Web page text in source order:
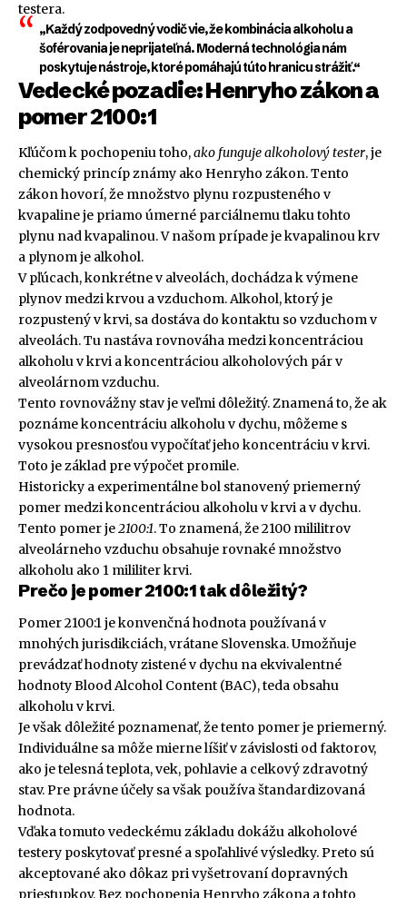
testera.
„Každý zodpovedný vodič vie, že kombinácia alkoholu a
šoférovania je neprijateľná. Moderná technológia nám
poskytuje nástroje, ktoré pomáhajú túto hranicu strážiť.“
Vedecké pozadie: Henryho zákon a
pomer 2100:1
Kľúčom k pochopeniu toho,ako funguje alkoholový tester, je
chemický princíp známy ako Henryho zákon. Tento
zákon hovorí, že množstvo plynu rozpusteného v
kvapaline je priamo úmerné parciálnemu tlaku tohto
plynu nad kvapalinou. V našom prípade je kvapalinou krv
a plynom je alkohol.
V pľúcach, konkrétne v alveolách, dochádza k výmene
plynov medzi krvou a vzduchom. Alkohol, ktorý je
rozpustený v krvi, sa dostáva do kontaktu so vzduchom v
alveolách. Tu nastáva rovnováha medzi koncentráciou
alkoholu v krvi a koncentráciou alkoholových pár v
alveolárnom vzduchu.
Tento rovnovážny stav je veľmi dôležitý. Znamená to, že ak
poznáme koncentráciu alkoholu v dychu, môžeme s
vysokou presnosťou vypočítať jeho koncentráciu v krvi.
Toto je základ pre výpočet promile.
Historicky a experimentálne bol stanovený priemerný
pomer medzi koncentráciou alkoholu v krvi a v dychu.
Tento pomer je2100:1. To znamená, že 2100 mililitrov
alveolárneho vzduchu obsahuje rovnaké množstvo
alkoholu ako 1 mililiter krvi.
Prečo je pomer 2100:1 tak dôležitý?
Pomer 2100:1 je konvenčná hodnota používaná v
mnohých jurisdikciách, vrátane Slovenska. Umožňuje
prevádzať hodnoty zistené v dychu na ekvivalentné
hodnoty Blood Alcohol Content (BAC), teda obsahu
alkoholu v krvi.
Je však dôležité poznamenať, že tento pomer je priemerný.
Individuálne sa môže mierne líšiť v závislosti od faktorov,
ako je telesná teplota, vek, pohlavie a celkový zdravotný
stav. Pre právne účely sa však používa štandardizovaná
hodnota.
Vďaka tomuto vedeckému základu dokážu alkoholové
testery poskytovať presné a spoľahlivé výsledky. Preto sú
akceptované ako dôkaz pri vyšetrovaní dopravných
priestupkov. Bez pochopenia Henryho zákona a tohto